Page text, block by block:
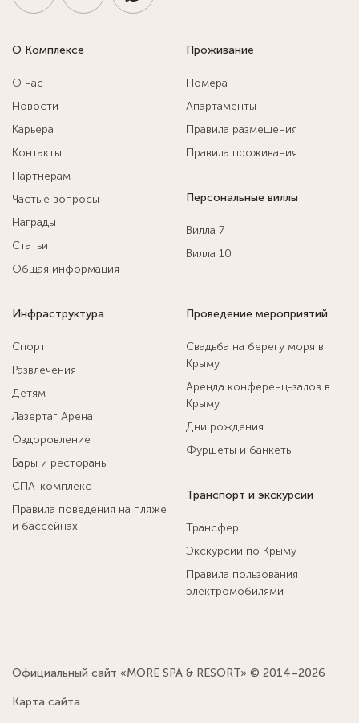
О Комплексе
О нас
Новости
Карьера
Контакты
Партнерам
Частые вопросы
Награды
Статьи
Общая информация
Проживание
Номера
Апартаменты
Правила размещения
Правила проживания
Персональные виллы
Вилла 7
Вилла 10
Инфраструктура
Спорт
Развлечения
Детям
Лазертаг Арена
Оздоровление
Бары и рестораны
СПА-комплекс
Правила поведения на пляже
и бассейнах
Проведение мероприятий
Свадьба на берегу моря в
Крыму
Аренда конференц-залов в
Крыму
Дни рождения
Фуршеты и банкеты
Транспорт и экскурсии
Трансфер
Экскурсии по Крыму
Правила пользования
электромобилями
Официальный сайт «MORE SPA & RESORT» © 2014–2026
Карта сайта